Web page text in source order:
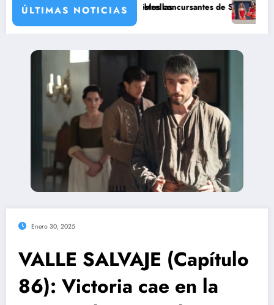
ÚLTIMAS NOTICIAS
una de sus grandes estrellas
Ruiz e Ivana Icardi, posibles concursantes de Supervivientes All
Prime Video
Enero 30, 2025
VALLE SALVAJE (Capítulo
86): Victoria cae en la